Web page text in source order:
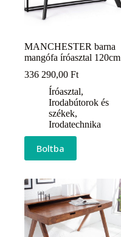
MANCHESTER barna
mangófa íróasztal 120cm
336 290,00 Ft
Íróasztal,
Irodabútorok és
székek,
Irodatechnika
Boltba